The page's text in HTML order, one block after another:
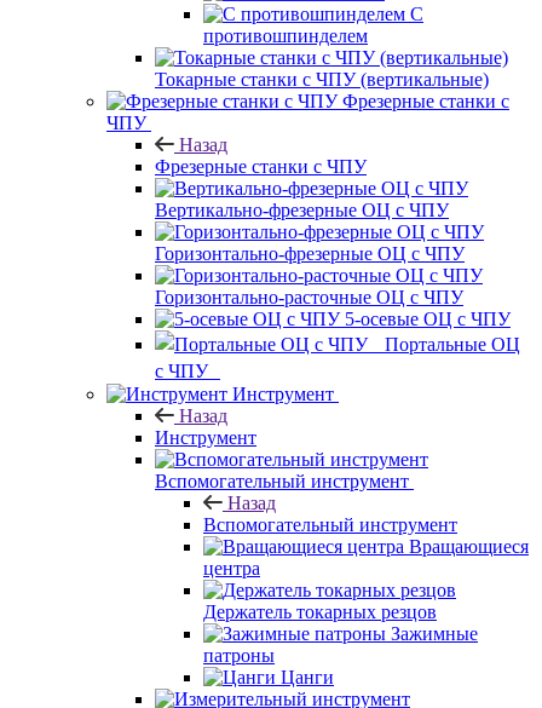
С
противошпинделем
Токарные станки с ЧПУ (вертикальные)
Фрезерные станки с
ЧПУ
Назад
Фрезерные станки с ЧПУ
Вертикально-фрезерные ОЦ с ЧПУ
Горизонтально-фрезерные ОЦ с ЧПУ
Горизонтально-расточные ОЦ с ЧПУ
5-осевые ОЦ с ЧПУ
Портальные ОЦ
с ЧПУ
Инструмент
Назад
Инструмент
Вспомогательный инструмент
Назад
Вспомогательный инструмент
Вращающиеся
центра
Держатель токарных резцов
Зажимные
патроны
Цанги